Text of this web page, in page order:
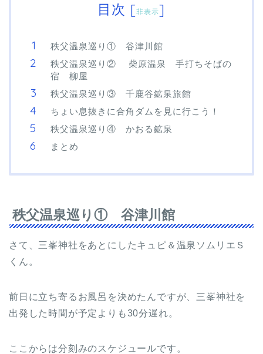
目次 [非表示]
秩父温泉巡り① 谷津川館
秩父温泉巡り② 柴原温泉 手打ちそばの
宿 柳屋
秩父温泉巡り③ 千鹿谷鉱泉旅館
ちょい息抜きに合角ダムを見に行こう！
秩父温泉巡り④ かおる鉱泉
まとめ
秩父温泉巡り① 谷津川館
さて、三峯神社をあとにしたキュピ＆温泉ソムリエＳ
くん。
前日に立ち寄るお風呂を決めたんですが、三峯神社を
出発した時間が予定よりも30分遅れ。
ここからは分刻みのスケジュールです。